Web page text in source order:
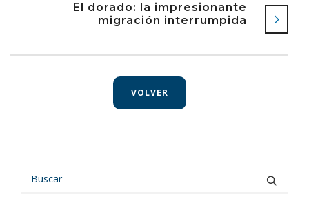
El dorado: la impresionante
migración interrumpida
VOLVER